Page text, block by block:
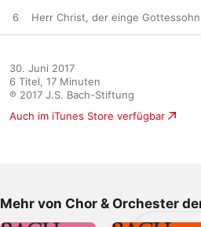
6 Herr Christ, der einge
30. Juni 2017
6 Titel, 17 Minuten
℗ 2017 J.S. Bach-Stiftung
Auch im iTunes Store verfügbar
Mehr von Chor & Orchester